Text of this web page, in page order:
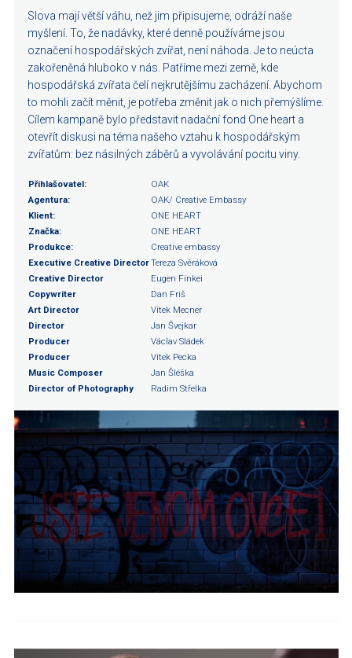
Slova mají větší váhu, než jim připisujeme, odráží naše
myšlení. To, že nadávky, které denně používáme jsou
označení hospodářských zvířat, není náhoda. Je to neúcta
zakořeněná hluboko v nás. Patříme mezi země, kde
hospodářská zvířata čelí nejkrutějšímu zacházení. Abychom
to mohli začít měnit, je potřeba změnit jak o nich přemýšlíme.
Cílem kampaně bylo představit nadační fond One heart a
otevřít diskusi na téma našeho vztahu k hospodářským
zvířatům: bez násilných záběrů a vyvolávání pocitu viny.
Přihlašovatel:
OAK
Agentura:
OAK/ Creative Embassy
Klient:
ONE HEART
Značka:
ONE HEART
Produkce:
Creative embassy
Executive Creative DirectorTereza Svěráková
Creative Director
Eugen Finkei
Copywriter
Dan Friš
Art Director
Vítek Mecner
Director
Jan Švejkar
Producer
Václav Sládek
Producer
Vítek Pecka
Music Composer
Jan Šléška
Director of Photography
Radim Střelka